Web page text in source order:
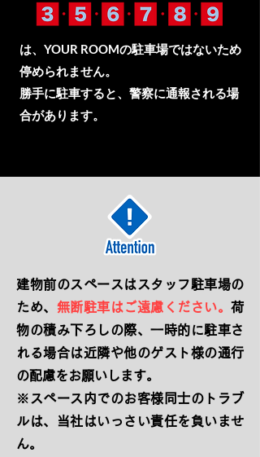
は、YOUR ROOMの駐車場ではないため
停められません。
​勝手に駐車すると、警察に通報される場
合があります。
建物前のスペースはスタッフ駐車場の
ため、 無断駐車はご遠慮ください。 荷
物の積み下ろしの際、一時的に駐車さ
れる場合は近隣や他のゲスト様の通行
の配慮をお願いします。
​※スペース内でのお客様同士のトラブ
ルは、当社はいっさい責任を負いませ
ん。